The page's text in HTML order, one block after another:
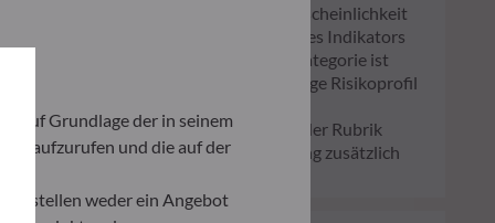
Er zeigt, wie hoch die Wahrscheinlichkeit
sind, Sie auszubezahlen. Die Skala des Indikators
des Fonds verändern. Die niedrigste Kategorie ist
verlässlicher Hinweis auf das künftige Risikoprofil
Rücknahmegebühr gemäß dem in der Rubrik
Depot können die Wertentwicklung zusätzlich
auf Grundlage der in seinem
aufzurufen und die auf der
stellen weder ein Angebot